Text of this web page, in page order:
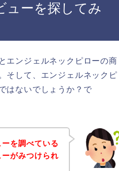
ューを探してみ
エンジェルネックピローの商
そして、エンジェルネックピ
はないでしょうか？で
を調べている
がみつけられ